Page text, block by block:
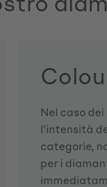
Nel caso
l’intensità
categorie,
per i